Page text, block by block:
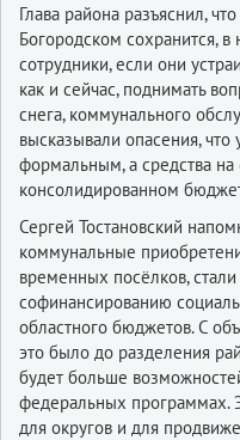
Глава района разъяснил,
Богородском сохранится,
сотрудники, если они
как и сейчас, поднимать
снега, коммунального
высказывали опасения, что
формальным, а средства
консолидированном
Сергей Тостановский
коммунальные
временных посёлков,
софинансированию
областного бюджетов. С
это было до разделения
будет больше
федеральных программах.
для округов и для